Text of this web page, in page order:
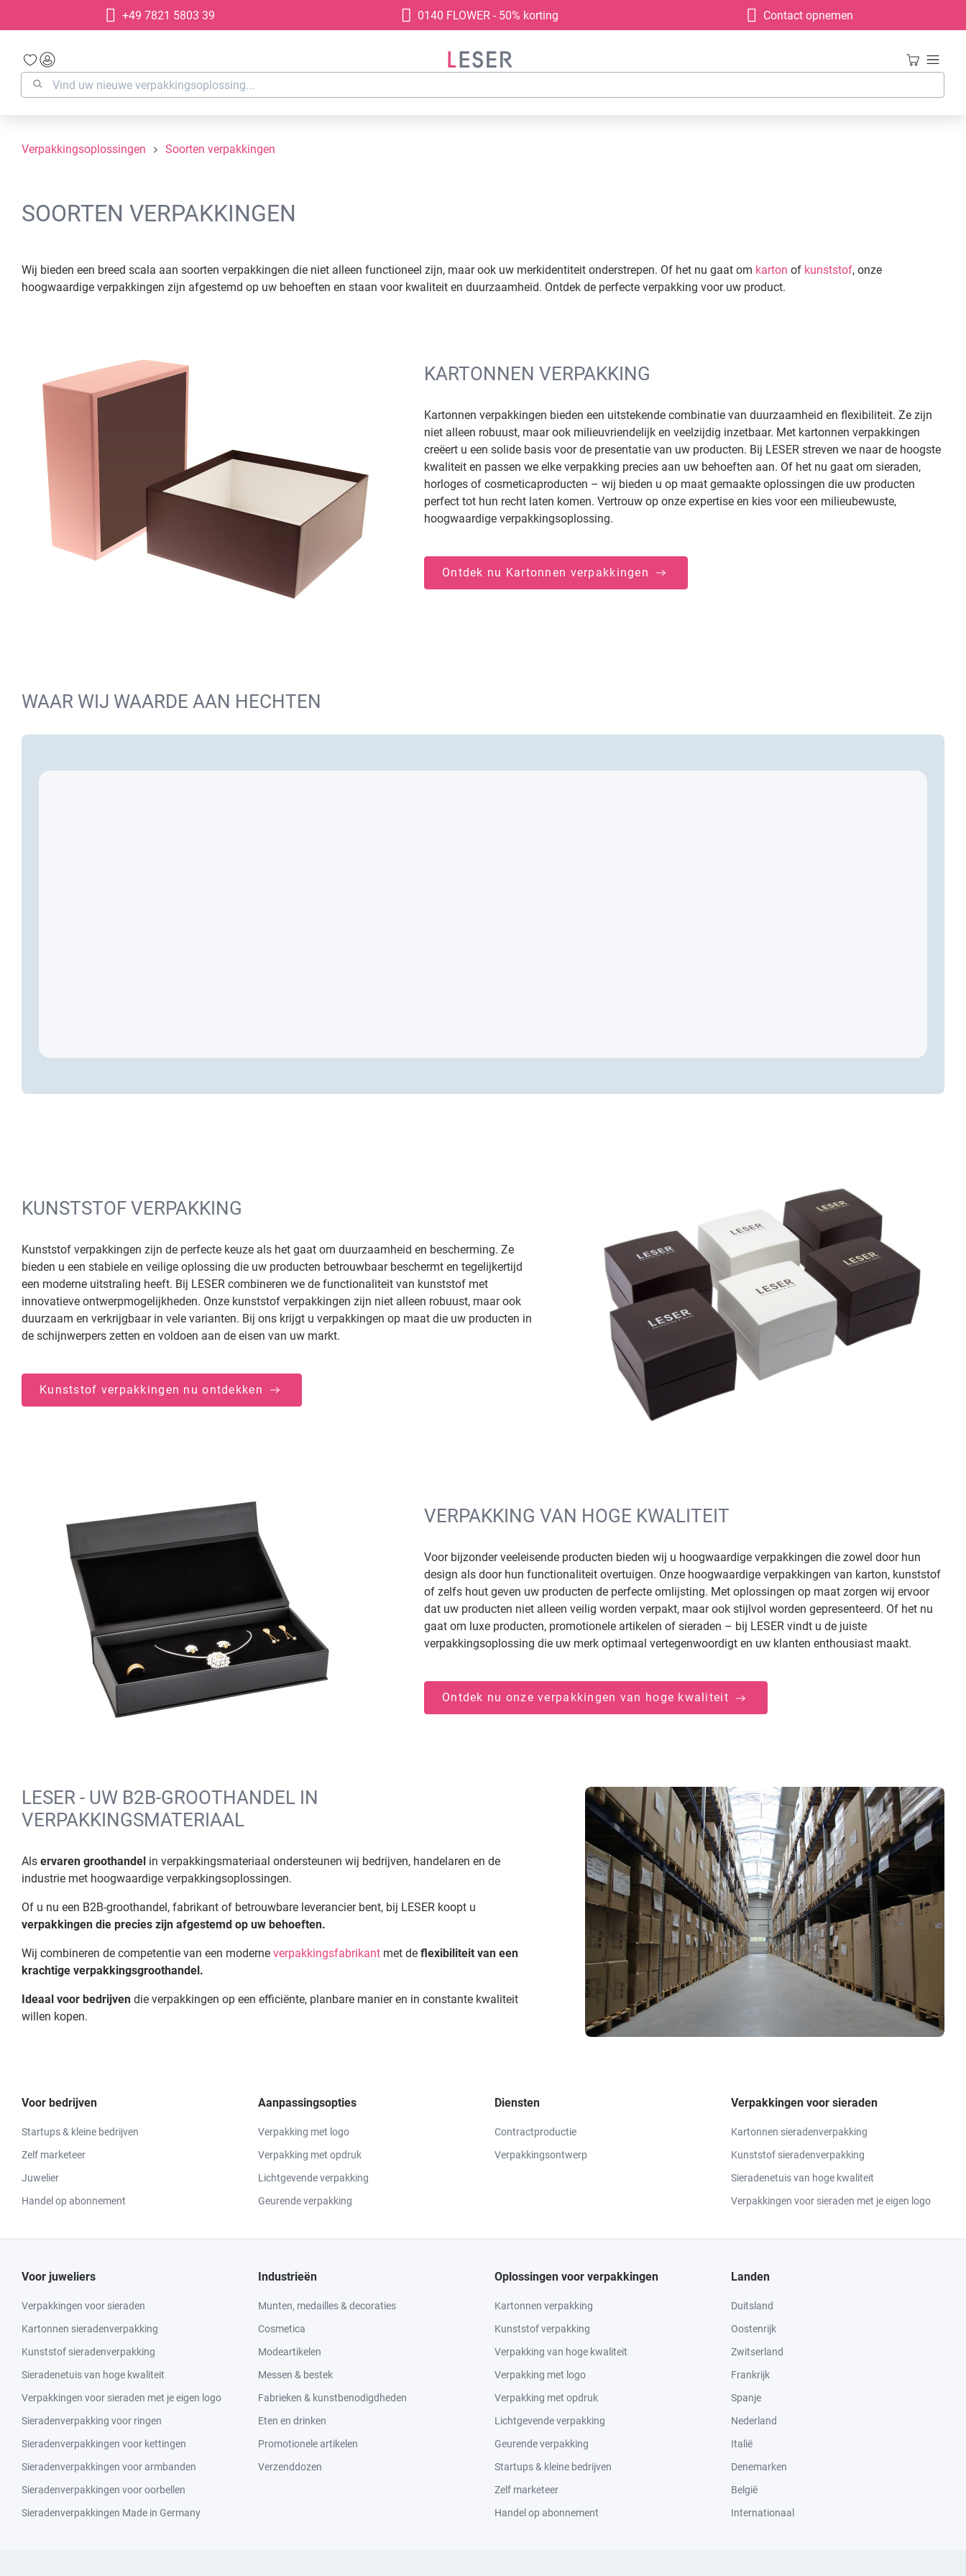
Ga naar de hoofdnavigatie
+49 7821 5803 39 0140 FLOWER - 50% korting Contact opnemen
Verpakkingsoplossingen Soorten verpakkingen
SOORTEN VERPAKKINGEN
Wij bieden een breed scala aan soorten verpakkingen die niet alleen functioneel zijn, maar ook uw merkidentiteit onderstrepen. Of het nu gaat om karton of kunststof, onze
hoogwaardige verpakkingen zijn afgestemd op uw behoeften en staan voor kwaliteit en duurzaamheid. Ontdek de perfecte verpakking voor uw product.
KARTONNEN VERPAKKING
Kartonnen verpakkingen bieden een uitstekende combinatie van duurzaamheid en flexibiliteit. Ze zijn
niet alleen robuust, maar ook milieuvriendelijk en veelzijdig inzetbaar. Met kartonnen verpakkingen
creëert u een solide basis voor de presentatie van uw producten. Bij LESER streven we naar de hoogste
kwaliteit en passen we elke verpakking precies aan uw behoeften aan. Of het nu gaat om sieraden,
horloges of cosmeticaproducten – wij bieden u op maat gemaakte oplossingen die uw producten
perfect tot hun recht laten komen. Vertrouw op onze expertise en kies voor een milieubewuste,
hoogwaardige verpakkingsoplossing.
Ontdek nu Kartonnen verpakkingen
WAAR WIJ WAARDE AAN HECHTEN
KUNSTSTOF VERPAKKING
Kunststof verpakkingen zijn de perfecte keuze als het gaat om duurzaamheid en bescherming. Ze
bieden u een stabiele en veilige oplossing die uw producten betrouwbaar beschermt en tegelijkertijd
een moderne uitstraling heeft. Bij LESER combineren we de functionaliteit van kunststof met
innovatieve ontwerpmogelijkheden. Onze kunststof verpakkingen zijn niet alleen robuust, maar ook
duurzaam en verkrijgbaar in vele varianten. Bij ons krijgt u verpakkingen op maat die uw producten in
de schijnwerpers zetten en voldoen aan de eisen van uw markt.
Kunststof verpakkingen nu ontdekken
VERPAKKING VAN HOGE KWALITEIT
Voor bijzonder veeleisende producten bieden wij u hoogwaardige verpakkingen die zowel door hun
design als door hun functionaliteit overtuigen. Onze hoogwaardige verpakkingen van karton, kunststof
of zelfs hout geven uw producten de perfecte omlijsting. Met oplossingen op maat zorgen wij ervoor
dat uw producten niet alleen veilig worden verpakt, maar ook stijlvol worden gepresenteerd. Of het nu
gaat om luxe producten, promotionele artikelen of sieraden – bij LESER vindt u de juiste
verpakkingsoplossing die uw merk optimaal vertegenwoordigt en uw klanten enthousiast maakt.
Ontdek nu onze verpakkingen van hoge kwaliteit
LESER - UW B2B-GROOTHANDEL IN
VERPAKKINGSMATERIAAL
Als ervaren groothandel in verpakkingsmateriaal ondersteunen wij bedrijven, handelaren en de
industrie met hoogwaardige verpakkingsoplossingen.
Of u nu een B2B-groothandel, fabrikant of betrouwbare leverancier bent, bij LESER koopt u
verpakkingen die precies zijn afgestemd op uw behoeften.
Wij combineren de competentie van een moderne verpakkingsfabrikant met de flexibiliteit van een
krachtige verpakkingsgroothandel.
Ideaal voor bedrijven die verpakkingen op een efficiënte, planbare manier en in constante kwaliteit
willen kopen.
Voor bedrijven
Startups & kleine bedrijven
Zelf marketeer
Juwelier
Handel op abonnement
Aanpassingsopties
Verpakking met logo
Verpakking met opdruk
Lichtgevende verpakking
Geurende verpakking
Diensten
Contractproductie
Verpakkingsontwerp
Verpakkingen voor sieraden
Kartonnen sieradenverpakking
Kunststof sieradenverpakking
Sieradenetuis van hoge kwaliteit
Verpakkingen voor sieraden met je eigen logo
Voor juweliers
Verpakkingen voor sieraden
Kartonnen sieradenverpakking
Kunststof sieradenverpakking
Sieradenetuis van hoge kwaliteit
Verpakkingen voor sieraden met je eigen logo
Sieradenverpakking voor ringen
Sieradenverpakkingen voor kettingen
Sieradenverpakkingen voor armbanden
Sieradenverpakkingen voor oorbellen
Sieradenverpakkingen Made in Germany
Industrieën
Munten, medailles & decoraties
Cosmetica
Modeartikelen
Messen & bestek
Fabrieken & kunstbenodigdheden
Eten en drinken
Promotionele artikelen
Verzenddozen
Oplossingen voor verpakkingen
Kartonnen verpakking
Kunststof verpakking
Verpakking van hoge kwaliteit
Verpakking met logo
Verpakking met opdruk
Lichtgevende verpakking
Geurende verpakking
Startups & kleine bedrijven
Zelf marketeer
Handel op abonnement
Landen
Duitsland
Oostenrijk
Zwitserland
Frankrijk
Spanje
Nederland
Italië
Denemarken
België
Internationaal